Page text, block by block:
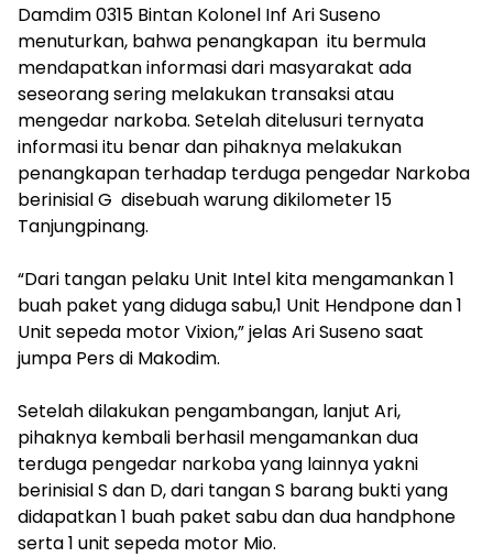
Damdim 0315 Bintan Kolonel Inf Ari Suseno
menuturkan, bahwa penangkapan itu bermula
mendapatkan informasi dari masyarakat ada
seseorang sering melakukan transaksi atau
mengedar narkoba. Setelah ditelusuri ternyata
informasi itu benar dan pihaknya melakukan
penangkapan terhadap terduga pengedar Narkoba
berinisial G disebuah warung dikilometer 15
Tanjungpinang.
“Dari tangan pelaku Unit Intel kita mengamankan 1
buah paket yang diduga sabu,1 Unit Hendpone dan 1
Unit sepeda motor Vixion,” jelas Ari Suseno saat
jumpa Pers di Makodim.
Setelah dilakukan pengambangan, lanjut Ari,
pihaknya kembali berhasil mengamankan dua
terduga pengedar narkoba yang lainnya yakni
berinisial S dan D, dari tangan S barang bukti yang
didapatkan 1 buah paket sabu dan dua handphone
serta 1 unit sepeda motor Mio.